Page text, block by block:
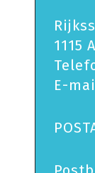
1115
E-